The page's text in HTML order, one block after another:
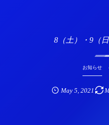
8（土）・9（
お知らせ
May 5 2021